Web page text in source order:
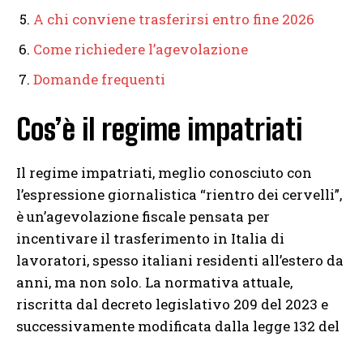
A chi conviene trasferirsi entro fine 2026
Come richiedere l’agevolazione
Domande frequenti
Cos’è il regime impatriati
Il regime impatriati, meglio conosciuto con
l’espressione giornalistica “rientro dei cervelli”,
è un’agevolazione fiscale pensata per
incentivare il trasferimento in Italia di
lavoratori, spesso italiani residenti all’estero da
anni, ma non solo. La normativa attuale,
riscritta dal decreto legislativo 209 del 2023 e
successivamente modificata dalla legge 132 del